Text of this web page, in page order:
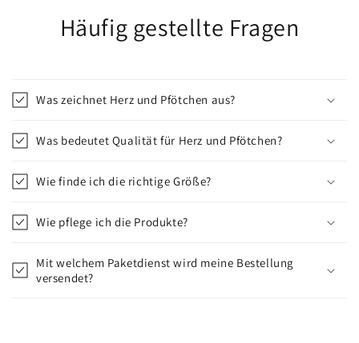
Häufig gestellte Fragen
Was zeichnet Herz und Pfötchen aus?
Was bedeutet Qualität für Herz und Pfötchen?
Wie finde ich die richtige Größe?
Wie pflege ich die Produkte?
Mit welchem Paketdienst wird meine Bestellung
versendet?